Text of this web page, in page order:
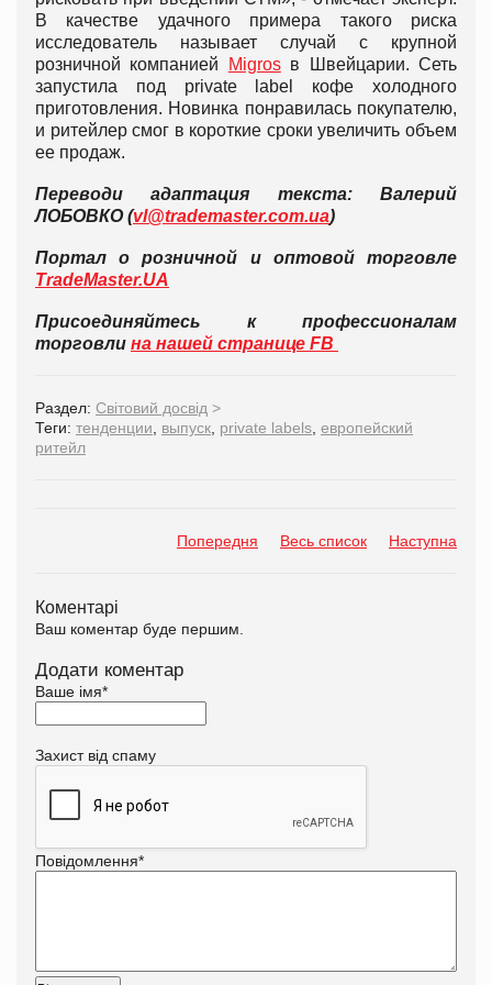
В качестве удачного примера такого риска
исследователь называет случай с крупной
розничной компанией
Migrosв Швейцарии. Сеть
запустила под private label кофе холодного
приготовления. Новинка понравилась покупателю,
и ритейлер смог в короткие сроки увеличить объем
ее продаж.
Переводи адаптация текста: Валерий
ЛОБОВКО (vl@trademaster.com.ua)
Портал о розничной и оптовой торговле
TradeMaster.UA
Присоединяйтесь к профессионалам
торговли на нашей странице FB
Раздел: Світовий досвід >
Теги: тенденции выпуск private labels европейский
ритейл
Попередня Весь список Наступна
Коментарі
Ваш коментар буде першим.
Додати коментар
Ваше імя*
Захист від спаму
Повідомлення*